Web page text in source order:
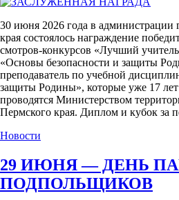
30 июня 2026 года в администрации
края состоялось награждение
смотров-конкурсов «Лучший
«Основы безопасности и защиты
преподаватель по учебной
защиты Родины», которые уже 17
проводятся Министерством
Пермского края. Диплом и кубок за
Новости
29 ИЮНЯ — ДЕНЬ
ПОДПОЛЬЩИКОВ